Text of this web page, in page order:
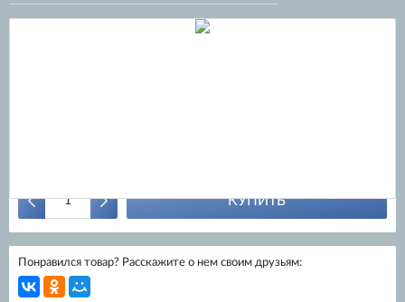
КУПИТЬ
Понравился товар? Расскажите о нем своим друзьям: